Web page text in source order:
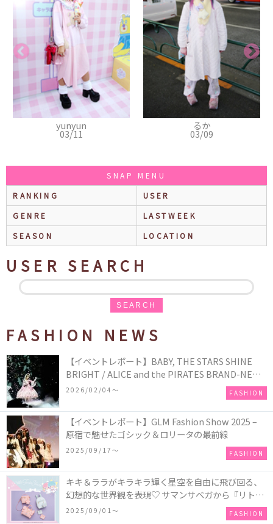
yunyun
03/11
るか
03/09
SNAP MENU
RANKING
USER
GENRE
LASTWEEK
SEASON
LOCATION
USER SEARCH
SEARCH
FASHION NEWS
【イベントレポート】BABY, THE STARS SHINE
BRIGHT / ALICE and the PIRATES BRAND-NEW
COLLECTION in TOKYO
2026/02/04〜 FASHION
【イベントレポート】GLM Fashion Show 2025 –
原宿で魅せたゴシック＆ロリータの最前線
2025/09/17〜 FASHION
キキ＆ララがキラキラ輝く星空を自由に飛び回る、
幻想的な世界観を表現♡ サマンサベガから『リトル
ツインスターズ』50周年アニバーサリーイヤー』を
2025/09/01〜 FASHION